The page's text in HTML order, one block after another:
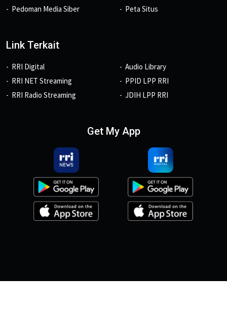
Pedoman Media Siber
Peta Situs
Link Terkait
RRI Digital
RRI NET Streaming
RRI Radio Streaming
Audio Library
PPID LPP RRI
JDIH LPP RRI
Get My App